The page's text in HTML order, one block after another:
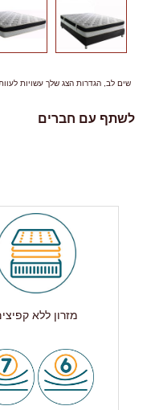
שים לב, הגדרות הצג שלך עשויות
לשתף עם חברים
מזרון ללא